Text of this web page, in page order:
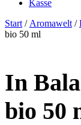
Kasse
Start / Aromawelt /
bio 50 ml
In
bio 50